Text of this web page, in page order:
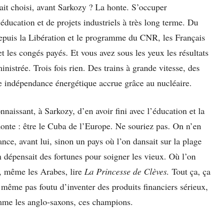
choisi, avant Sarkozy ? La honte. S’occuper
et de projets industriels à très long terme. Du
la Libération et le programme du CNR, les Français
congés payés. Et vous avez sous les yeux les résultats
Trois fois rien. Des trains à grande vitesse, des
énergétique accrue grâce au nucléaire.
à Sarkozy, d’en avoir fini avec l’éducation et la
: être le Cuba de l’Europe. Ne souriez pas. On n’en
avant lui, sinon un pays où l’on dansait sur la plage
des fortunes pour soigner les vieux. Où l’on
même les Arabes, lire La Princesse de Clèves. Tout ça, ça
pas foutu d’inventer des produits financiers sérieux,
les anglo-saxons, ces champions.